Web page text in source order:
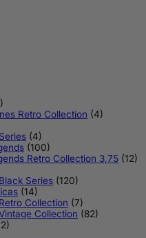
Retro Collection (4)
(4)
(100)
Retro Collection 3,75 (12)
Series (120)
(14)
Collection (7)
Collection (82)